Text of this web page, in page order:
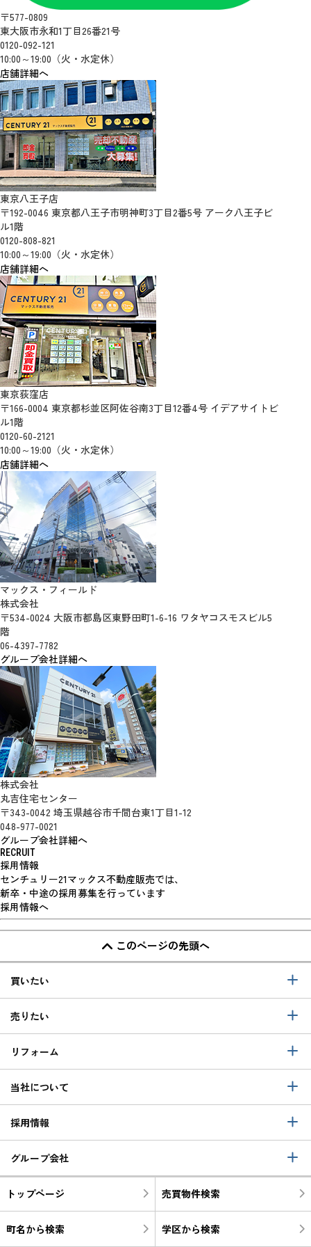
〒577-0809
東大阪市永和1丁目26番21号
0120-092-121
10:00～19:00（火・水定休）
店舗詳細へ
東京八王子店
〒192-0046 東京都八王子市明神町3丁目2番5号 アーク八王子ビ
ル1階
0120-808-821
10:00～19:00（火・水定休）
店舗詳細へ
東京荻窪店
〒166-0004 東京都杉並区阿佐谷南3丁目12番4号 イデアサイトビ
ル1階
0120-60-2121
10:00～19:00（火・水定休）
店舗詳細へ
マックス・フィールド
株式会社
〒534-0024 大阪市都島区東野田町1-6-16 ワタヤコスモスビル5
階
06-4397-7782
グループ会社詳細へ
株式会社
丸吉住宅センター
〒343-0042 埼玉県越谷市千間台東1丁目1-12
048-977-0021
グループ会社詳細へ
RECRUIT
採用情報
センチュリー21マックス不動産販売では、
新卒・中途の採用募集を行っています
採用情報へ
このページの先頭へ
買いたい
売りたい
リフォーム
当社について
採用情報
グループ会社
トップページ 売買物件検索
町名から検索 学区から検索